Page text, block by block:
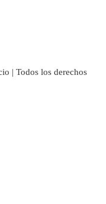
| Todos los derechos